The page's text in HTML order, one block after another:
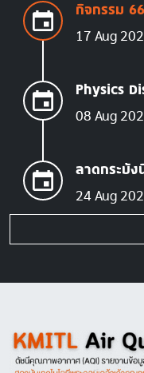
กิจกรรม
17 Aug
Physics
08 Aug
ลาดกระบัง
24 Aug
Image